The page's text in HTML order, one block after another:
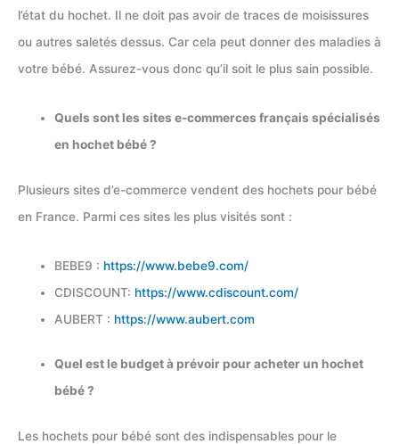
l’état du hochet. Il ne doit pas avoir de traces de moisissures
ou autres saletés dessus. Car cela peut donner des maladies à
votre bébé. Assurez-vous donc qu’il soit le plus sain possible.
Quels sont les sites e-commerces français spécialisés
en hochet bébé ?
Plusieurs sites d’e-commerce vendent des hochets pour bébé
en France. Parmi ces sites les plus visités sont :
BEBE9 : https://www.bebe9.com/
CDISCOUNT: https://www.cdiscount.com/
AUBERT : https://www.aubert.com
Quel est le budget à prévoir pour acheter un hochet
bébé ?
Les hochets pour bébé sont des indispensables pour le